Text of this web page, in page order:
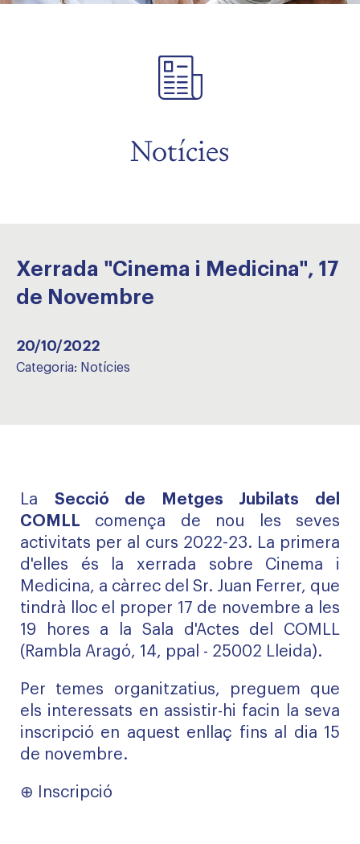
Notícies
Xerrada "Cinema i Medicina", 17
de Novembre
20/10/2022
Categoria: Notícies
La Secció de Metges Jubilats del
COMLL comença de nou les seves
activitats per al curs 2022-23. La primera
d'elles és la xerrada sobre Cinema i
Medicina, a càrrec del Sr. Juan Ferrer, que
tindrà lloc el proper 17 de novembre a les
19 hores a la Sala d'Actes del COMLL
(Rambla Aragó, 14, ppal - 25002 Lleida).
Per temes organitzatius, preguem que
els interessats en assistir-hi facin la seva
inscripció en aquest enllaç fins al dia 15
de novembre.
⊕ Inscripció